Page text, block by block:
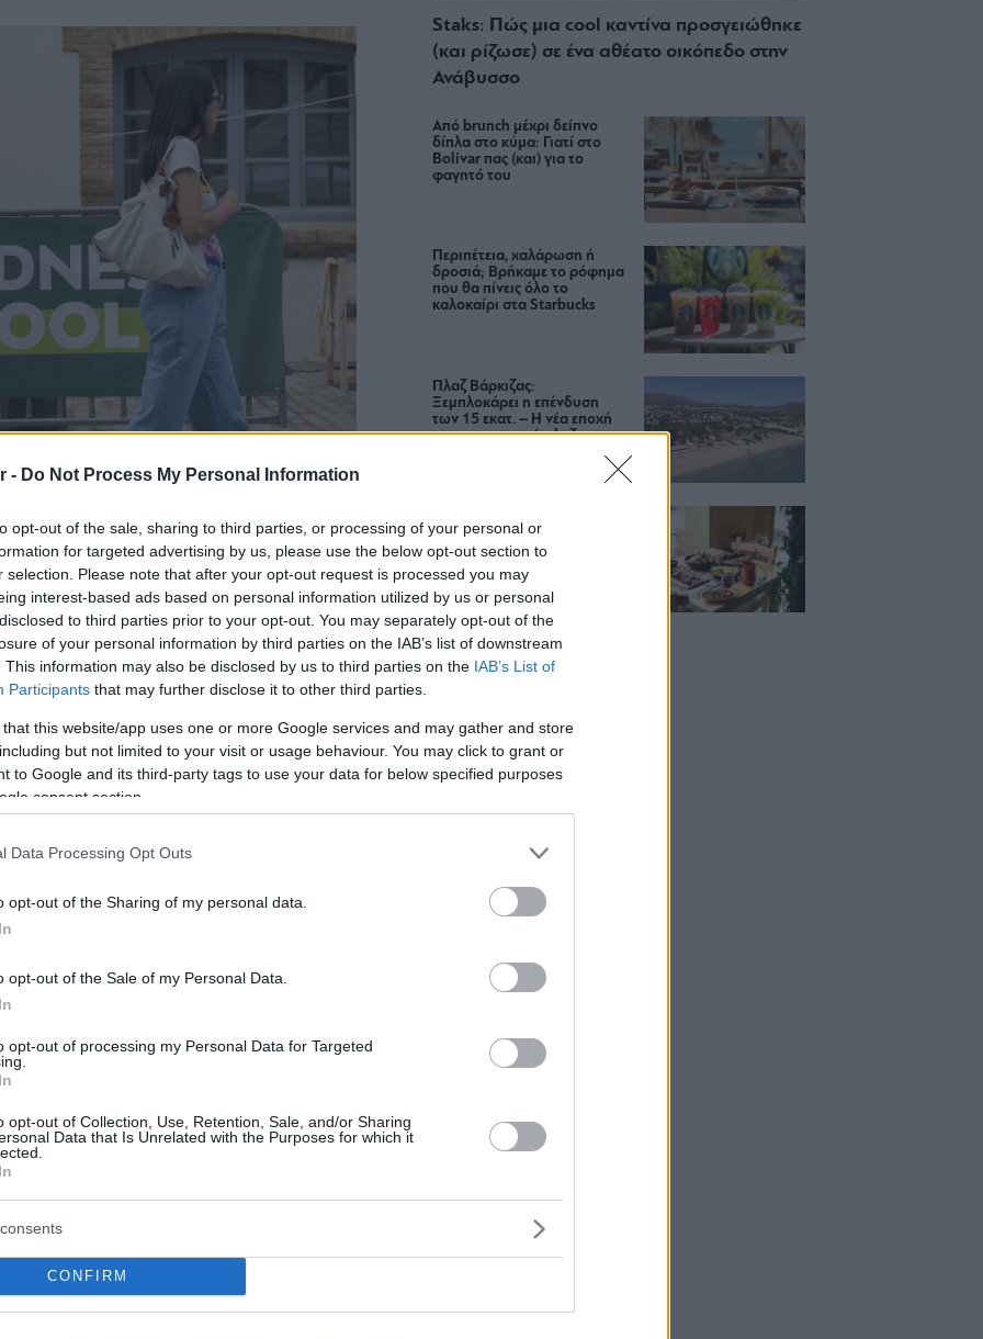
- Do Not Process My Personal Information
opt-out of the sale, sharing to third parties, or processing of your personal or
for targeted advertising by us, please use the below opt-out section to
selection. Please note that after your opt-out request is processed you may
interest-based ads based on personal information utilized by us or personal
to third parties prior to your opt-out. You may separately opt-out of the
of your personal information by third parties on the IAB’s list of downstream
This information may also be disclosed by us to third parties on the IAB’s List of
Participants that may further disclose it to other third parties.
that this website/app uses one or more Google services and may gather and store
but not limited to your visit or usage behaviour. You may click to grant or
to Google and its third-party tags to use your data for below specified purposes
consent section.
Data Processing Opt Outs
opt-out of the Sharing of my personal data.
opt-out of the Sale of my Personal Data.
opt-out of processing my Personal Data for Targeted
opt-out of Collection, Use, Retention, Sale, and/or Sharing
Data that Is Unrelated with the Purposes for which it
CONFIRM
vegan event της χώρας, που
με στόχο να αναδείξει τον
τη διατροφή, την προστασία του
τα δικαιώματα των ζώων.
Festival Athens 2025
στην Ελλάδα, με εκατοντάδες
ρούχα, αξεσουάρ και πολλά άλλα
για την υγεία, τη διατροφή
γνωστούς chefs και food bloggers
εργαστήρια για παιδιά κάθε
concerts
Borders”, για πρώτη φορά στην
unlockedmedia.org
Αιμοδοσίας (EKEA)
για ενήλικες και παιδιά σε
Staks: Πώς μια cool καντίνα προσγειώθηκε
(και ρίζωσε) σε ένα αθέατο οικόπεδο στην
Ανάβυσσο
Από brunch μέχρι δείπνο
δίπλα στο κύμα: Γιατί στο
Bolivar πας (και) για το
φαγητό του
Περιπέτεια, χαλάρωση ή
δροσιά; Βρήκαμε το ρόφημα
που θα πίνεις όλο το
καλοκαίρι στα Starbucks
Πλαζ Βάρκιζας:
Ξεμπλοκάρει η επένδυση
των 15 εκατ. – Η νέα εποχή
για την ιστορική πλαζ της
ταβέρνα στη Νέα Σμύρνη
όπου το κρέας μιλάει πρώτο